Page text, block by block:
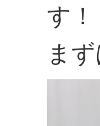
す！
ま